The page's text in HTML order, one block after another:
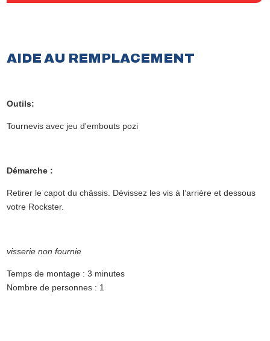
AIDE AU REMPLACEMENT
Outils:
Tournevis avec jeu d'embouts pozi
Démarche :
Retirer le capot du châssis. Dévissez les vis à l’arrière et dessous
votre Rockster.
visserie non fournie
Temps de montage : 3 minutes
Nombre de personnes : 1